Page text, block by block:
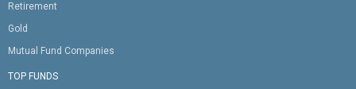
Retirement
Gold
Mutual Fund Companies
TOP FUNDS